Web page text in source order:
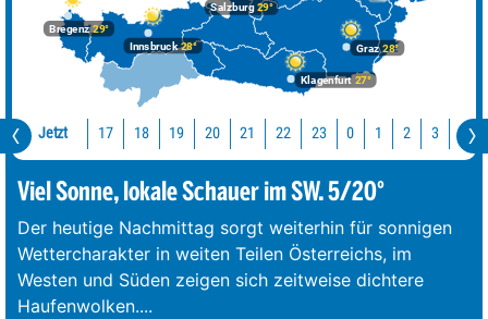
Bregenz29°
Graz28°
Innsbruck28°
Klagenfurt 27°
Salzburg29°
Jetzt 17 18 19 20 21 22 23 0 1 2 3 4
Viel Sonne, lokale Schauer im SW. 5/20°
Der heutige Nachmittag sorgt weiterhin für sonnigen
Wettercharakter in weiten Teilen Österreichs, im
Westen und Süden zeigen sich zeitweise dichtere
Haufenwolken....